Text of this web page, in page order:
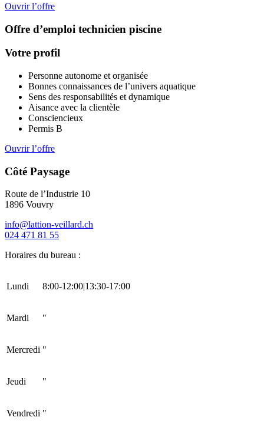
Ouvrir l’offre
Offre d’emploi technicien piscine
Votre profil
Personne autonome et organisée
Bonnes connaissances de l’univers aquatique
Sens des responsabilités et dynamique
Aisance avec la clientèle
Consciencieux
Permis B
Ouvrir l’offre
Côté Paysage
Route de l’Industrie 10
1896 Vouvry
info@lattion-veillard.ch
024 471 81 55
Horaires du bureau :
Lundi 8:00-12:00|13:30-17:00
Mardi "
Mercredi "
Jeudi "
Vendredi "